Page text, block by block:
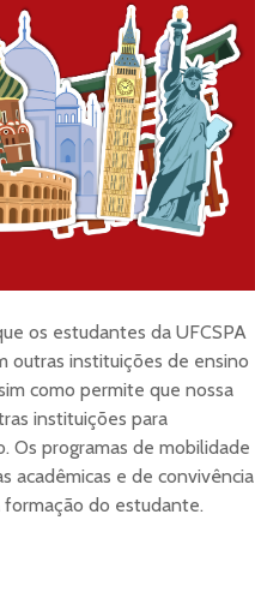
os estudantes da UFCSPA
outras instituições de ensino
como permite que nossa
instituições para
Os programas de mobilidade
acadêmicas e de convivência
formação do estudante.